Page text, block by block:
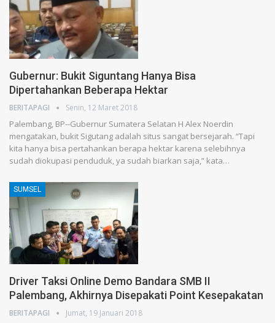
Gubernur: Bukit Siguntang Hanya Bisa
Dipertahankan Beberapa Hektar
BERITAPAGI Senin, 12 Maret 2018
Palembang, BP--Gubernur Sumatera Selatan H Alex Noerdin
mengatakan, bukit Sigutang adalah situs sangat bersejarah. “Tapi
kita hanya bisa pertahankan berapa hektar karena selebihnya
sudah diokupasi penduduk, ya sudah biarkan saja,” kata…
SUMSEL
Driver Taksi Online Demo Bandara SMB II
Palembang, Akhirnya Disepakati Point Kesepakatan
BERITAPAGI Jumat, 19 Januari 2018